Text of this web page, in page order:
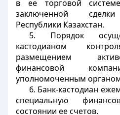
в ее торговой
заключенной сделки
Республики Казахстан.
5. Порядок
кастодианом
размещением
финансовой
уполномоченным
6. Банк-кастодиан
специальную
состоянии ее счетов.